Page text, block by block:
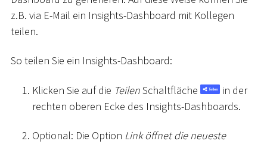
z.B. via E-Mail ein Insights-Dashboard mit Kollegen
teilen.
So teilen Sie ein Insights-Dashboard:
Klicken Sie auf die TeilenSchaltfläche
in der
rechten oberen Ecke des Insights-Dashboards.
Optional: Die Option Link öffnet die neueste